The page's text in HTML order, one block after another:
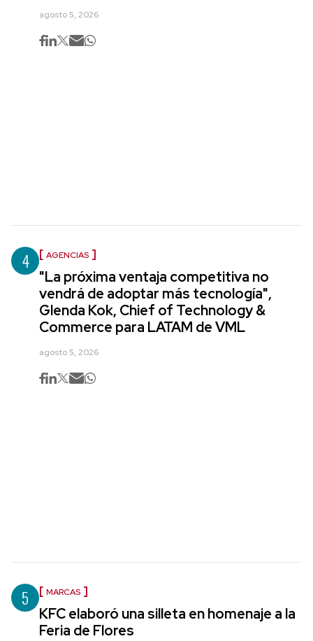
agosto 5, 2026
4 AGENCIAS
"La próxima ventaja competitiva no
vendrá de adoptar más tecnología",
Glenda Kok, Chief of Technology &
Commerce para LATAM de VML
agosto 5, 2026
5 MARCAS
KFC elaboró una silleta en homenaje a la
Feria de Flores